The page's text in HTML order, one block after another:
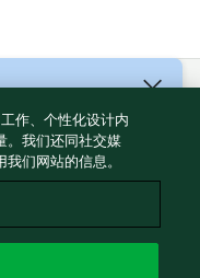
作、个性化设计内
。我们还同社交媒
们网站的信息。